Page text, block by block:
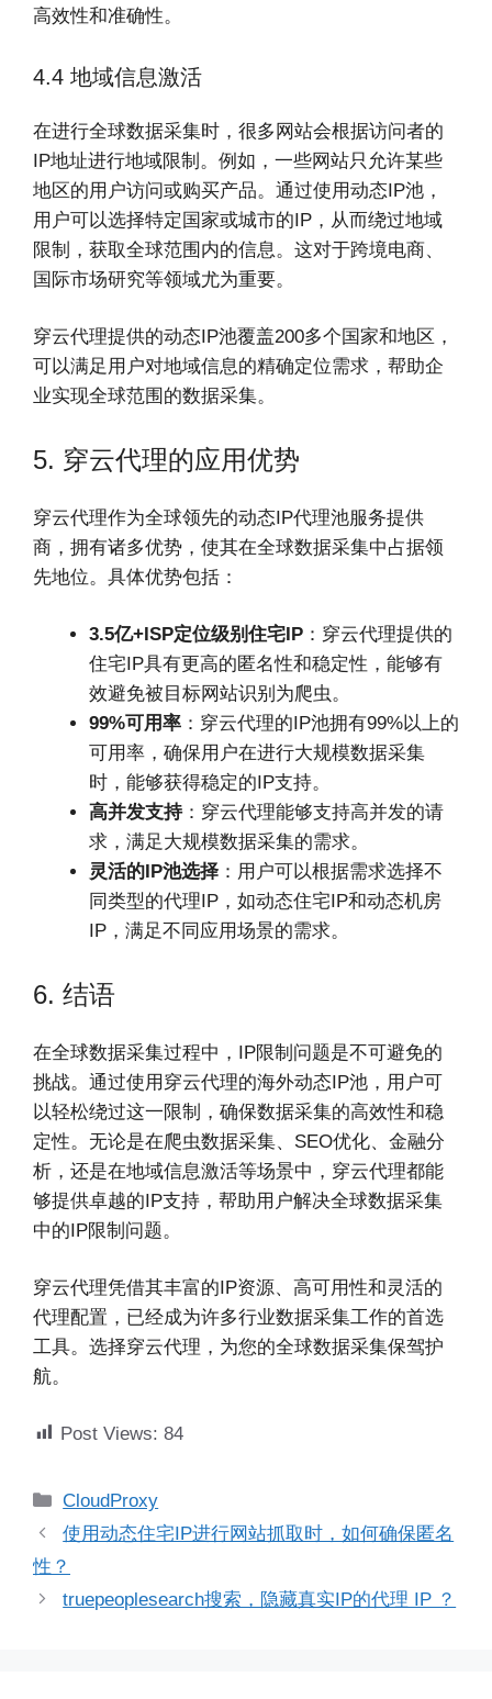
高效性和准确性。
4.4 地域信息激活
在进行全球数据采集时，很多网站会根据访问者的
IP地址进行地域限制。例如，一些网站只允许某些
地区的用户访问或购买产品。通过使用动态IP池，
用户可以选择特定国家或城市的IP，从而绕过地域
限制，获取全球范围内的信息。这对于跨境电商、
国际市场研究等领域尤为重要。
穿云代理提供的动态IP池覆盖200多个国家和地区，
可以满足用户对地域信息的精确定位需求，帮助企
业实现全球范围的数据采集。
5. 穿云代理的应用优势
穿云代理作为全球领先的动态IP代理池服务提供
商，拥有诸多优势，使其在全球数据采集中占据领
先地位。具体优势包括：
3.5亿+ISP定位级别住宅IP ：穿云代理提供的
住宅IP具有更高的匿名性和稳定性，能够有
效避免被目标网站识别为爬虫。
99%可用率 ：穿云代理的IP池拥有99%以上的
可用率，确保用户在进行大规模数据采集
时，能够获得稳定的IP支持。
高并发支持：穿云代理能够支持高并发的请
求，满足大规模数据采集的需求。
灵活的IP池选择 ：用户可以根据需求选择不
同类型的代理IP，如动态住宅IP和动态机房
IP，满足不同应用场景的需求。
6. 结语
在全球数据采集过程中，IP限制问题是不可避免的
挑战。通过使用穿云代理的海外动态IP池，用户可
以轻松绕过这一限制，确保数据采集的高效性和稳
定性。无论是在爬虫数据采集、SEO优化、金融分
析，还是在地域信息激活等场景中，穿云代理都能
够提供卓越的IP支持，帮助用户解决全球数据采集
中的IP限制问题。
穿云代理凭借其丰富的IP资源、高可用性和灵活的
代理配置，已经成为许多行业数据采集工作的首选
工具。选择穿云代理，为您的全球数据采集保驾护
航。
Post Views: 84
分
类
CloudProxy
使用动态住宅IP进行网站抓取时，如何确保匿名
性？
truepeoplesearch搜索，隐藏真实IP的代理 IP ？